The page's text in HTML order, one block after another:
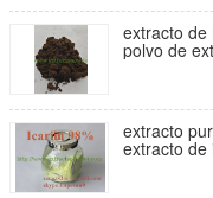
extracto de
polvo de
extracto
extracto de